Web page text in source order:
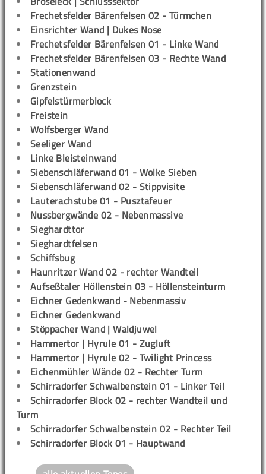
Frechetsfelder Bärenfelsen 02 - Türmchen
Einsrichter Wand | Dukes Nose
Frechetsfelder Bärenfelsen 01 - Linke Wand
Frechetsfelder Bärenfelsen 03 - Rechte Wand
Stationenwand
Grenzstein
Gipfelstürmerblock
Freistein
Wolfsberger Wand
Seeliger Wand
Linke Bleisteinwand
Siebenschläferwand 01 - Wolke Sieben
Siebenschläferwand 02 - Stippvisite
Lauterachstube 01 - Pusztafeuer
Nussbergwände 02 - Nebenmassive
Sieghardttor
Sieghardtfelsen
Schiffsbug
Haunritzer Wand 02 - rechter Wandteil
Aufseßtaler Höllenstein 03 - Höllensteinturm
Eichner Gedenkwand - Nebenmassiv
Eichner Gedenkwand
Stöppacher Wand | Waldjuwel
Hammertor | Hyrule 01 - Zugluft
Hammertor | Hyrule 02 - Twilight Princess
Eichenmühler Wände 02 - Rechter Turm
Schirradorfer Schwalbenstein 01 - Linker Teil
Schirradorfer Block 02 - rechter Wandteil und
Turm
Schirradorfer Schwalbenstein 02 - Rechter Teil
Schirradorfer Block 01 - Hauptwand